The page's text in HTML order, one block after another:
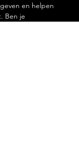
en helpen
Ben je